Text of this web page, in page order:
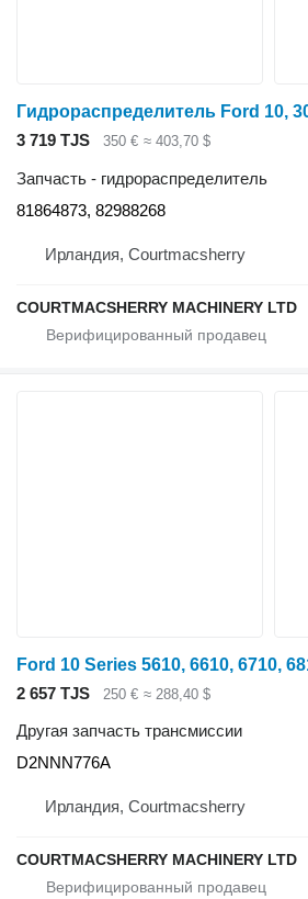
3 719 TJS 350 € ≈ 403,70 $
Запчасть - гидрораспределитель
81864873, 82988268
Ирландия, Courtmacsherry
COURTMACSHERRY MACHINERY LTD
2 657 TJS 250 € ≈ 288,40 $
Другая запчасть трансмиссии
D2NNN776A
Ирландия, Courtmacsherry
COURTMACSHERRY MACHINERY LTD